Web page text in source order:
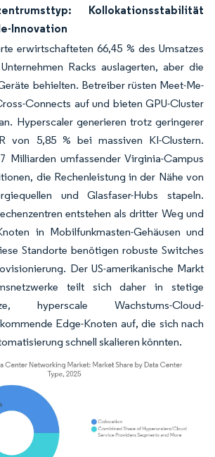
Kollokationsstabilität
Innovation
erwirtschafteten 66,45 % des Umsatzes
Racks auslagerten, aber die
behielten. Betreiber rüsten Meet-Me-
Connects auf und bieten GPU-Cluster
Hyperscaler generieren trotz geringerer
von 5,85 % bei massiven KI-Clustern.
Milliarden umfassender Virginia-Campus
die Rechenleistung in der Nähe von
und Glasfaser-Hubs stapeln.
entstehen als dritter Weg und
in Mobilfunkmasten-Gehäusen und
Standorte benötigen robuste Switches
Der US-amerikanische Markt
teilt sich daher in stetige
hyperscale Wachstums-Cloud-
Edge-Knoten auf, die sich nach
schnell skalieren könnten.